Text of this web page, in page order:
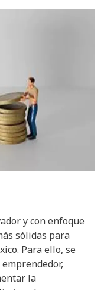
y con enfoque
sólidas para
Para ello, se
la